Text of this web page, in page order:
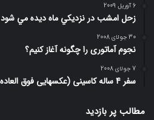
6 آوریل 2009
زحل امشب در نزديكي ماه ديده مي شود
30 جولای 2008
نجوم آماتوری را چگونه آغاز کنیم؟
7 جولای 2008
سفر 4 ساله کاسینی (عکسهایی فوق العاده از زحل)
مطالب پر بازدید